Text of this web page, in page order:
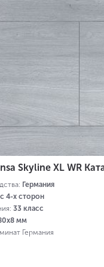
Skyline XL WR
Германия
с 4-х сторон
33 класс
мм
Германия